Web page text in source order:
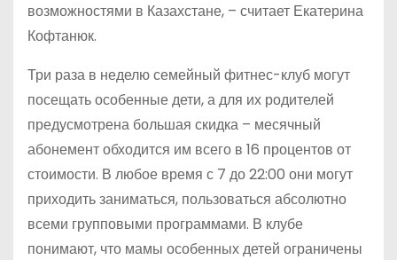
возможностями в Казахстане, – считает Екатерина
Кофтанюк.
Три раза в неделю семейный фитнес-клуб могут
посещать особенные дети, а для их родителей
предусмотрена большая скидка – месячный
абонемент обходится им всего в 16 процентов от
стоимости. В любое время с 7 до 22:00 они могут
приходить заниматься, пользоваться абсолютно
всеми групповыми программами. В клубе
понимают, что мамы особенных детей ограничены